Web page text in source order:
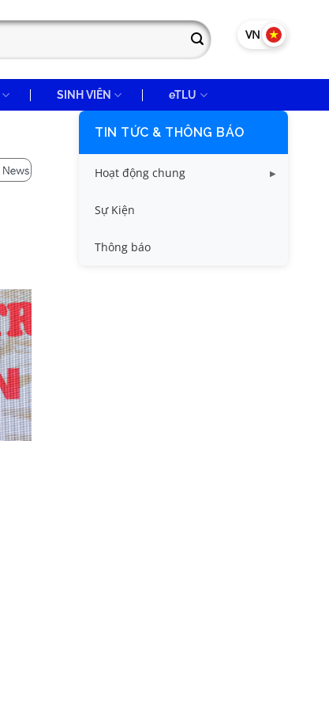
VN EN
SINH VIÊN eTLU
TIN TỨC & THÔNG BÁO
Hoạt động chung
Tin công tác sinh viên
Tin đào tạo
Sự Kiện
Thông báo